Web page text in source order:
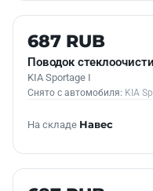
Б/У В НАЛИЧИИ
687 RUB
Поводок
KIA Sportage I
Снято с автомобиля: KIA
На складе Навес
Б/У В НАЛИЧИИ